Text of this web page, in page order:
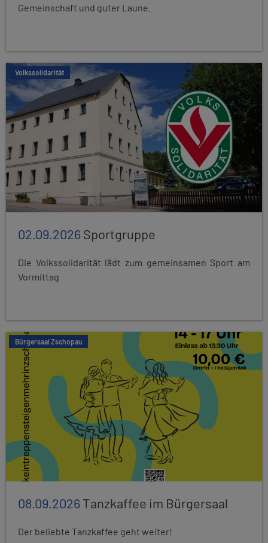
Gemeinschaft und guter Laune.
Volkssolidarität
02.09.2026Sportgruppe
Die Volkssolidarität lädt zum gemeinsamen Sport am
Vormittag
Bürgersaal Zschopau
08.09.2026Tanzkaffee im Bürgersaal
Der beliebte Tanzkaffee geht weiter!